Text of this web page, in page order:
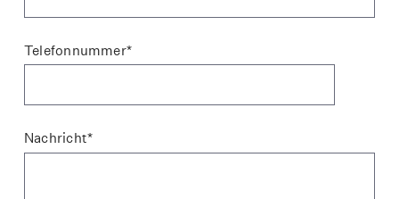
Telefonnummer*
Nachricht*